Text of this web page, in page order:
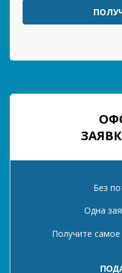
Без
Одна
Получите